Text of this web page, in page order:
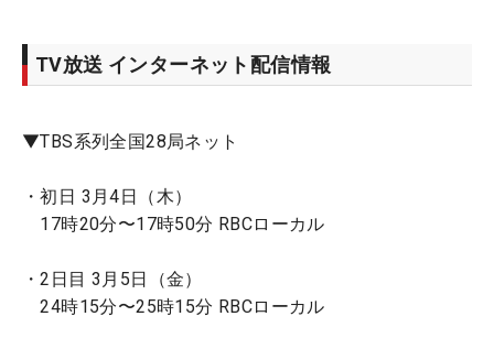
TV放送 インターネット配信情報
▼TBS系列全国28局ネット
・初日 3月4日（木）
17時20分〜17時50分 RBCローカル
・2日目 3月5日（金）
24時15分〜25時15分 RBCローカル